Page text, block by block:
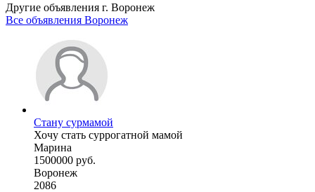
Другие объявления г. Воронеж
Все объявления Воронеж
Стану сурмамой
Хочу стать суррогатной мамой
Марина
1500000 руб.
Воронеж
2086